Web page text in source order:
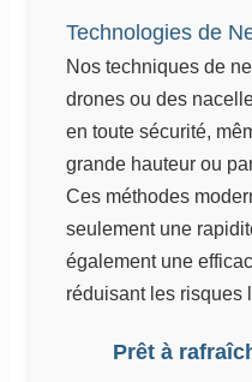
Technologies de
Nos techniques de
drones ou des
en toute sécurité,
grande hauteur ou
Ces méthodes
seulement une
également une
réduisant les risques
Prêt à